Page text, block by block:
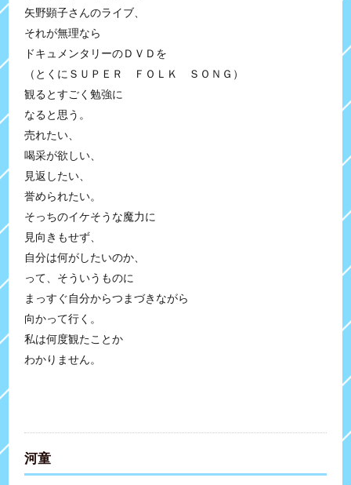
矢野顕子さんのライブ、
それが無理なら
ドキュメンタリーのＤＶＤを
（とくにＳＵＰＥＲ ＦＯＬＫ ＳＯＮＧ）
観るとすごく勉強に
なると思う。
売れたい、
喝采が欲しい、
見返したい、
誉められたい。
そっちのイケそうな魔力に
見向きもせず、
自分は何がしたいのか、
って、そういうものに
まっすぐ自分からつまづきながら
向かって行く。
私は何度観たことか
わかりません。
河童